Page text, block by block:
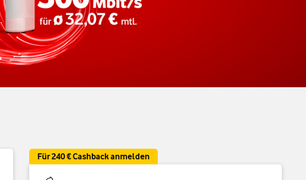
Für 240 € Cashback anmelden